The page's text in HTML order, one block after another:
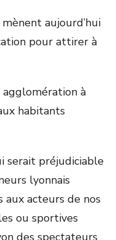
aujourd’hui
pour attirer à
agglomération à
habitants
serait préjudiciable
lyonnais
aux acteurs de nos
ou sportives
des spectateurs